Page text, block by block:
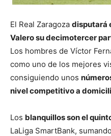
El Real Zaragoza disputará
Valero su decimotercer
Los hombres de Víctor
como uno de los mejores
consiguiendo unos
nivel competitivo a
Los blanquillos son el
LaLiga SmartBank,